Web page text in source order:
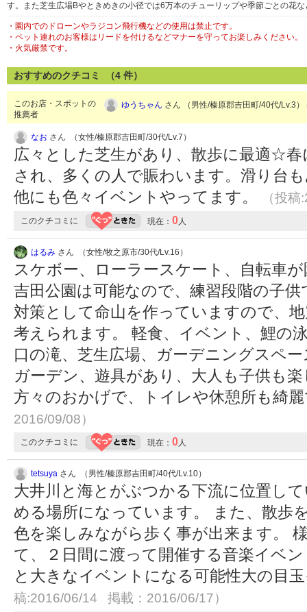
す。また芝生広場Bやときめきの小径では6万本のチューリップや季節ごとの花
・園内でのドローンやラジコン飛行機などの使用は禁止です。
・ペット連れのお客様はリードを付けるなどマナーを守ってお楽しみください。
・火気厳禁です。
おすすめのクチコミ （4 件）
このお店・スポットの
推薦者
ゆうちゃん さん （男性/榛原郡吉田町/40代/Lv.3）
なお さん （女性/榛原郡吉田町/30代/Lv.7）
広々とした芝生があり、散歩に最適☆
され、多くの人で賑わいます。滑り台
他にも色々イベントやってます。
（投
このクチコミに 現在： 0人
はるみ さん （女性/牧之原市/30代/Lv.16）
スケボー、ローラースケート、自転車
吉田公園は可能なので、練習段階の子
対策として命山を作っていますので、
考えられます。 軽食、イベント、鯉の
口の滝、芝生広場、ガーデニングスペ
ガーデン、遊具があり、大人も子供も
方々のおかげで、トイレや休憩所も綺
2016/09/08）
このクチコミに 現在： 0人
tetsuya さん （男性/榛原郡吉田町/40代/Lv.10）
大井川と海とがぶつかる下流に位置し
める場所になっています。 また、散歩
色を楽しみながら歩く事が出来ます。
て、２日間に渡って開催する音楽イベ
と大きなイベントになる可能性大の目
稿:2016/06/14 掲載：2016/06/17）